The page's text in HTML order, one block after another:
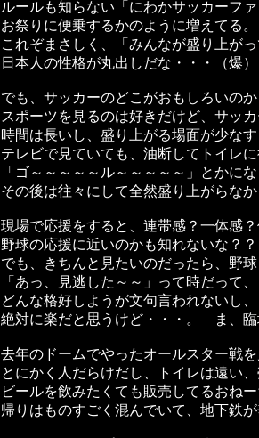
ルールも知らない「にわかサッカーフ
お祭りに便乗するかのように増えてる。
これぞまさしく、「みんなが盛り上が
日本人の性格が丸出しだな・・・（爆）
でも、サッカーのどこがおもしろいの
スポーツを見るのは好きだけど、サッ
時間は長いし、盛り上がる場面が少な
テレビで見ていても、油断してトイレ
「ゴ～～～～～ル～～～～～」とかに
その後は往々にして全然盛り上がらな
現場で応援をすると、連帯感？一体感
野球の応援に近いのかも知れないな？？
でも、きちんと見たいのだったら、野
「あっ、見逃した～～」って時だって
どんな格好しようが文句言われないし
絶対に楽だと思うけど・・・。 ま、
去年のドームでやったオールスター戦
とにかく人だらけだし、トイレは遠い
ビールを飲みたくても販売してるおね
帰りはものすごく混んでいて、地下鉄